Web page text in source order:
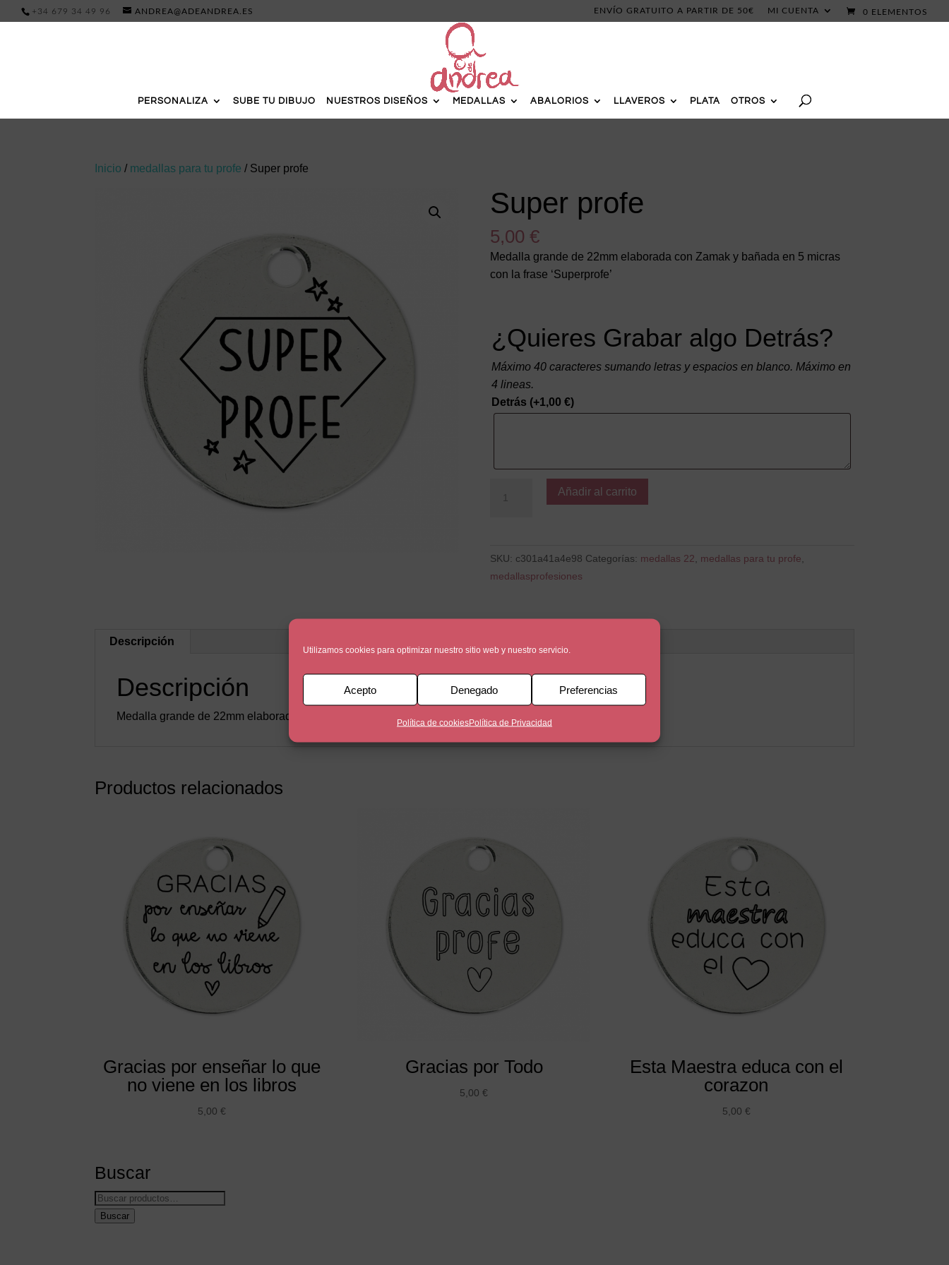
Utilizamos cookies para optimizar nuestro sitio web y nuestro servicio.
Acepto Denegado Preferencias
Política de cookiesPolítica de Privacidad
+34 679 34 49 96 ANDREA@ADEANDREA.ES ENVÍO GRATUITO A PARTIR DE 50€ MI CUENTA 0 ELEMENTOS
PERSONALIZA SUBE TU DIBUJO NUESTROS DISEÑOS MEDALLAS ABALORIOS LLAVEROS PLATA OTROS
Inicio / medallas para tu profe / Super profe
Super profe
5,00 €
Medalla grande de 22mm elaborada con Zamak y bañada en 5 micras
con la frase ‘Superprofe’
¿Quieres Grabar algo Detrás?
Máximo 40 caracteres sumando letras y espacios en blanco. Máximo en
4 lineas.
Detrás (+1,00 €)
profe
Añadir al carrito
SKU: c301a41a4e98 Categorías: medallas 22 medallas para tu profe
medallasprofesiones
Descripción
Descripción
Medalla grande de 22mm elaborada con Zamak y bañada en 5 micras con la frase ‘Superprofe’
Productos relacionados
Gracias por enseñar lo que
no viene en los libros
5,00 €
Gracias por Todo
5,00€
Esta Maestra educa con el
corazon
5,00 €
Buscar
Buscar
por:
Buscar